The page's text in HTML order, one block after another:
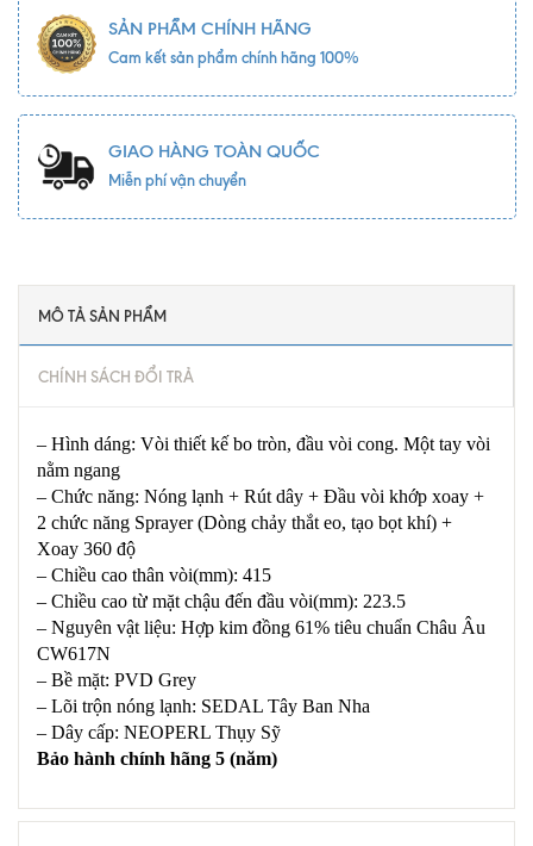
SẢN PHẨM CHÍNH HÃNG
Cam kết sản phẩm chính hãng 100%
GIAO HÀNG TOÀN QUỐC
Miễn phí vận chuyển
MÔ TẢ SẢN PHẨM
CHÍNH SÁCH ĐỔI TRẢ
– Hình dáng: Vòi thiết kế bo tròn, đầu vòi cong. Một tay vòi
nằm ngang
– Chức năng: Nóng lạnh + Rút dây + Đầu vòi khớp xoay +
2 chức năng Sprayer (Dòng chảy thắt eo, tạo bọt khí) +
Xoay 360 độ
– Chiều cao thân vòi(mm): 415
– Chiều cao từ mặt chậu đến đầu vòi(mm): 223.5
– Nguyên vật liệu: Hợp kim đồng 61% tiêu chuẩn Châu Âu
CW617N
– Bề mặt: PVD Grey
– Lõi trộn nóng lạnh: SEDAL Tây Ban Nha
– Dây cấp: NEOPERL Thụy Sỹ
Bảo hành chính hãng 5 (năm)